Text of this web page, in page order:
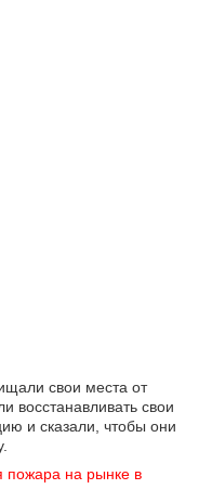
свои места от
восстанавливать свои
и сказали, чтобы они
пожара на рынке в